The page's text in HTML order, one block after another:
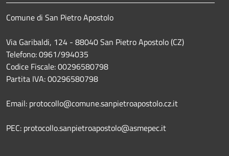
Comune di San Pietro Apostolo
Via Garibaldi, 124 - 88040 San Pietro Apostolo (CZ)
Telefono: 0961/994035
Codice Fiscale: 00296580798
Partita IVA: 00296580798
Email: protocollo@comune.sanpietroapostolo.cz.it
PEC: protocollo.sanpietroapostolo@asmepec.it